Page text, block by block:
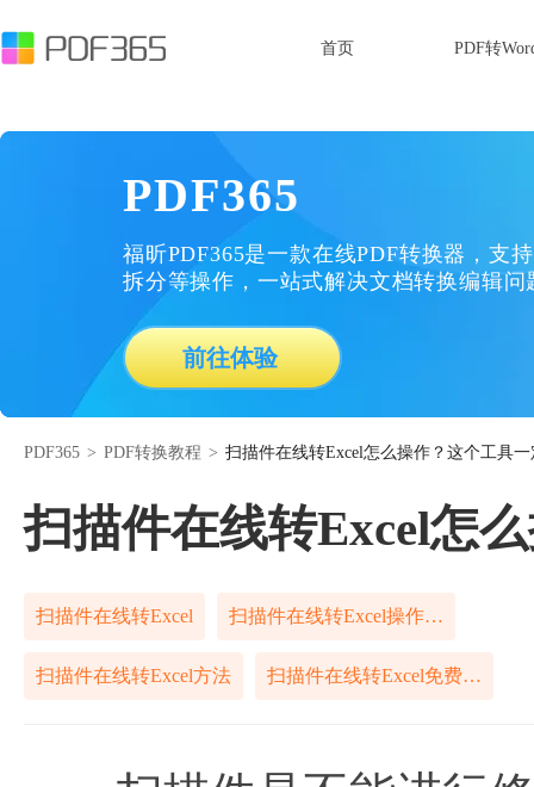
首页 PDF转
PDF365
福昕PDF365是一款在线PDF转换器，支
拆分等操作，一站式解决文档转换编辑问
前往体验
PDF365 > PDF转换教程 > 扫描件在线转Excel怎么操作？这个工具
扫描件在线转Excel怎
扫描件在线转Excel 扫描件在线转Excel操作方法
扫描件在线转Excel方法 扫描件在线转Excel免费方法